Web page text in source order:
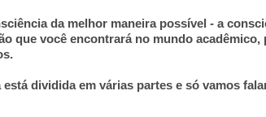
da melhor maneira possível - a
que você encontrará no mundo acadêmico,
dividida em várias partes e só vamos